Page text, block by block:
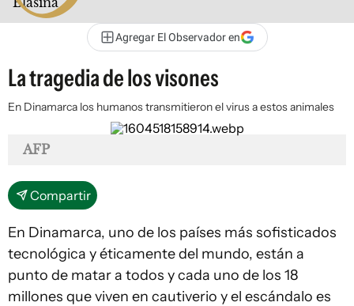
Agregar El Observador en
La tragedia de los visones
En Dinamarca los humanos transmitieron el virus a estos animales
AFP
Compartir
En Dinamarca, uno de los países más sofisticados
tecnológica y éticamente del mundo, están a
punto de matar a todos y cada uno de los 18
millones que viven en cautiverio y el escándalo es